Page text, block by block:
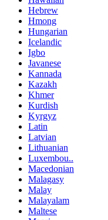
Hebrew
Hmong
Hungarian
Icelandic
Igbo
Javanese
Kannada
Kazakh
Khmer
Kurdish
Kyrgyz
Latin
Latvian
Lithuanian
Luxembou..
Macedonian
Malagasy
Malay
Malayalam
Maltese